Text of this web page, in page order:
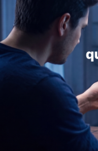
Sound Blaster Audigy Fx V2
DBPro